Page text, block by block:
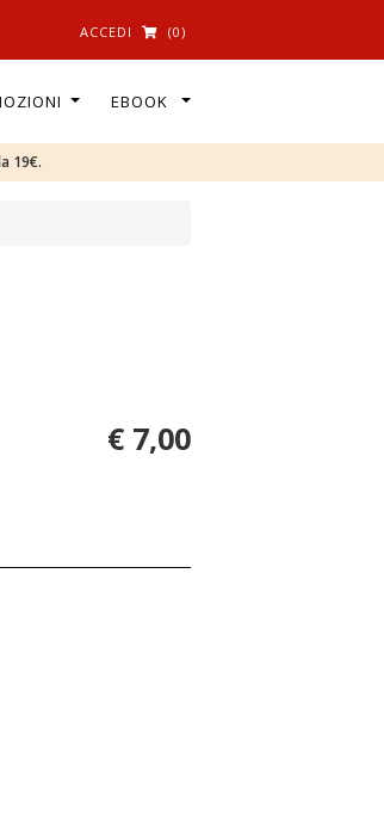
ACCEDI (0)
EBOOK
19€.
€ 7,00